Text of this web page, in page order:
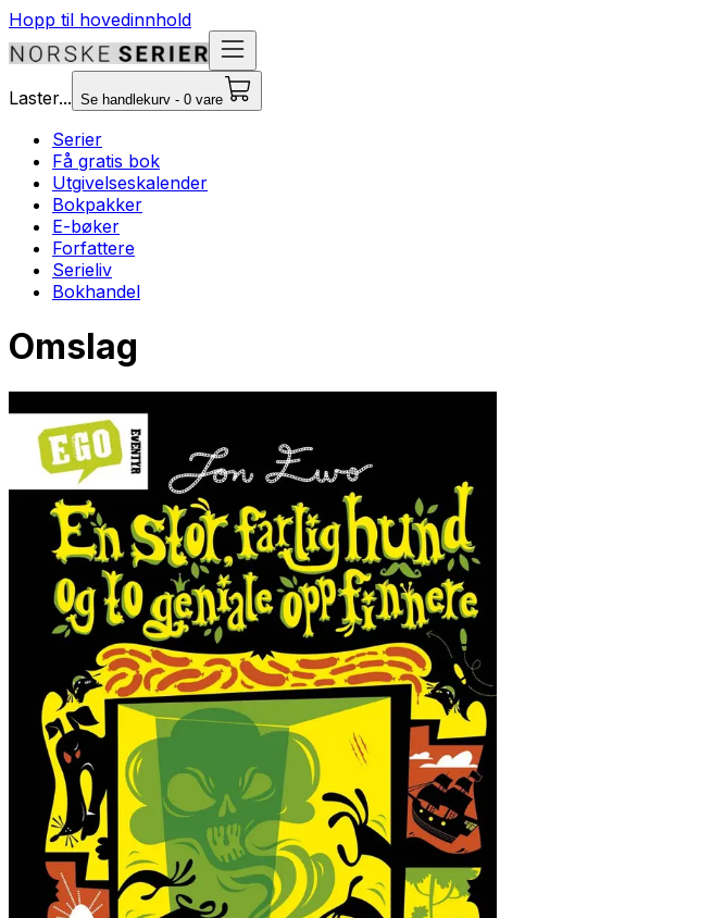
Hopp til hovedinnhold
Laster... Se handlekurv - 0 vare
Serier
Få gratis bok
Utgivelseskalender
Bokpakker
E-bøker
Forfattere
Serieliv
Bokhandel
Omslag